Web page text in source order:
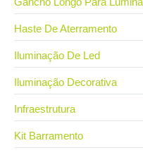
Haste De Aterramento
Iluminação De Led
Iluminação Decorativa
Infraestrutura
Kit Barramento